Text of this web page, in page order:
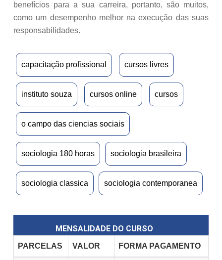
benefícios para a sua carreira, portanto, são muitos,
como um desempenho melhor na execução das suas
responsabilidades.
capacitação profissional cursos livres
instituto souza cursos online cursos
o campo das ciencias sociais
sociologia 180 horas sociologia brasileira
sociologia classica sociologia contemporanea
MENSALIDADE DO CURSO
PARCELAS VALOR FORMA PAGAMENTO